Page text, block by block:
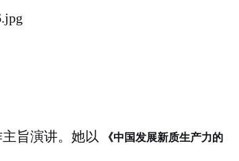
旨演讲。她以 《中国发展新质生产力的